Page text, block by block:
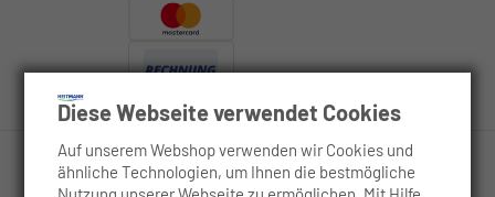
Diese Webseite verwendet Cookies
Auf unserem Webshop verwenden wir Cookies und
ähnliche Technologien, um Ihnen die bestmögliche